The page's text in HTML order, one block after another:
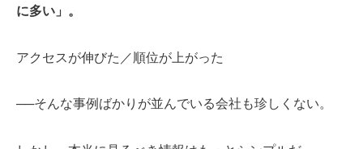
に多い」。
アクセスが伸びた／順位が上がった
──そんな事例ばかりが並んでいる会社も珍しくない。